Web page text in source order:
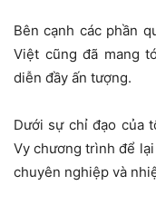
Bên cạnh các phần
Việt cũng đã mang
diễn đầy ấn tượng.
Dưới sự chỉ đạo của
Vy chương trình để
chuyên nghiệp và